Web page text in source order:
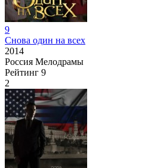
9
Снова один на всех
2014
Россия Мелодрамы
Рейтинг 9
2